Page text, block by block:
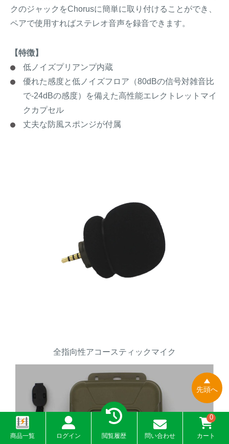
クのジャックをChorusに簡単に取り付けることができ、
ペアで使用すればステレオ音声を録音できます。
【特徴】
低ノイズプリアンプ内蔵
優れた感度と低ノイズフロア（80dBの信号対雑音比
で-24dBの感度）を備えた高性能エレクトレットマイ
クカプセル
丈夫な防風スポンジが付属
全指向性アコースティックマイク
商品一覧 ログイン 閲覧履歴 問い合わせ
0
カート
先頭へ